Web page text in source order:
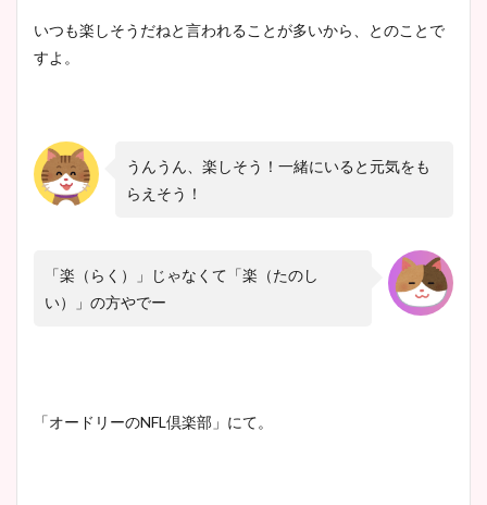
いつも楽しそうだねと言われることが多いから、とのことで
すよ。
うんうん、楽しそう！一緒にいると元気をも
らえそう！
「楽（らく）」じゃなくて「楽（たのし
い）」の方やでー
「オードリーのNFL倶楽部」にて。